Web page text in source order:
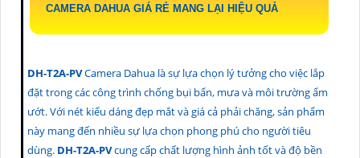
CAMERA DAHUA GIÁ RẺ MANG LẠI HIỆU QUẢ
DH-T2A-PVCamera Dahua là sự lựa chọn lý tưởng cho việc lắp
đặt trong các công trình chống bụi bẩn, mưa và môi trường ẩm
ướt. Với nét kiểu dáng đẹp mắt và giá cả phải chăng, sản phẩm
này mang đến nhiều sự lựa chọn phong phú cho người tiêu
dùng. DH-T2A-PVcung cấp chất lượng hình ảnh tốt và độ bền